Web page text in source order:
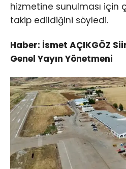
hizmetine sunulması için
takip edildiğini söyledi.
Haber: İsmet AÇIKGÖZ
Genel Yayın Yönetmeni